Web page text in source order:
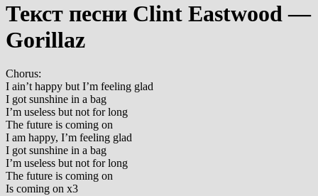
Текст песни Clint Eastwood —
Gorillaz
Chorus:
I ain’t happy but I’m feeling glad
I got sunshine in a bag
I’m useless but not for long
The future is coming on
I am happy, I’m feeling glad
I got sunshine in a bag
I’m useless but not for long
The future is coming on
Is coming on x3